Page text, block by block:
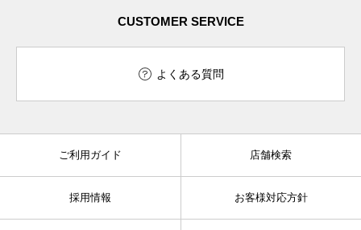
CUSTOMER SERVICE
よくある質問
ご利用ガイド 店舗検索
採用情報 お客様対応方針